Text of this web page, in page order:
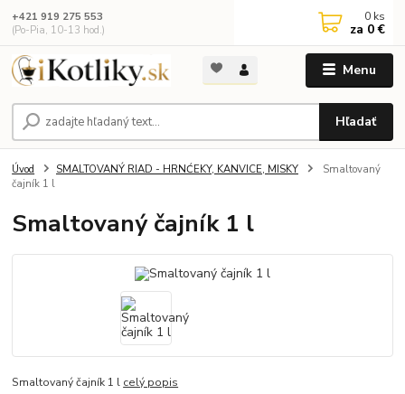
Menu
Hľadať
+421 919 275 553
(Po-Pia, 10-13 hod.)
0 ks
za 0 €
Úvod SMALTOVANÝ RIAD - HRNĆEKY, KANVICE, MISKY
Smaltovaný
čajník 1 l
Smaltovaný čajník 1 l
Smaltovaný čajník 1 l celý popis